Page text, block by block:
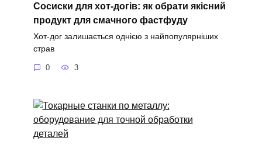
Сосиски для хот-догів: як обрати якісний
продукт для смачного фастфуду
Хот-дог залишається однією з найпопулярніших
страв
0 3